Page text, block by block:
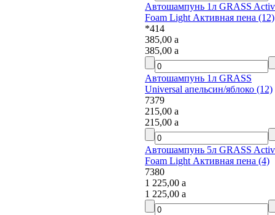
Автошампунь 1л GRASS Active
Foam Light Активная пена (12)
*414
385,00a
385,00a
Автошампунь 1л GRASS
Universal апельсин/яблоко (12)
7379
215,00a
215,00a
Автошампунь 5л GRASS Active
Foam Light Активная пена (4)
7380
1 225,00a
1 225,00a